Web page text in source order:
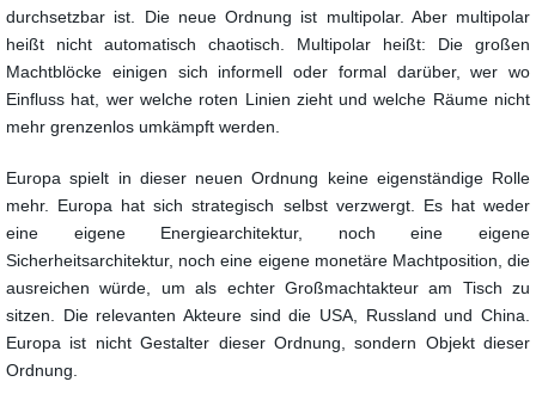
durchsetzbar ist. Die neue Ordnung ist multipolar. Aber multipolar
heißt nicht automatisch chaotisch. Multipolar heißt: Die großen
Machtblöcke einigen sich informell oder formal darüber, wer wo
Einfluss hat, wer welche roten Linien zieht und welche Räume nicht
mehr grenzenlos umkämpft werden.
Europa spielt in dieser neuen Ordnung keine eigenständige Rolle
mehr. Europa hat sich strategisch selbst verzwergt. Es hat weder
eine eigene Energiearchitektur, noch eine eigene
Sicherheitsarchitektur, noch eine eigene monetäre Machtposition, die
ausreichen würde, um als echter Großmachtakteur am Tisch zu
sitzen. Die relevanten Akteure sind die USA, Russland und China.
Europa ist nicht Gestalter dieser Ordnung, sondern Objekt dieser
Ordnung.